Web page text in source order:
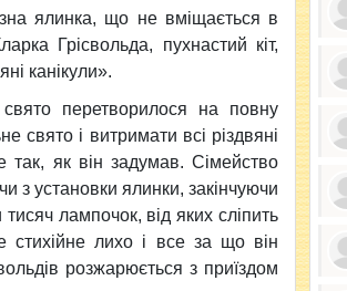
ялинка, що не вміщається в
Грісвольда, пухнастий кіт,
канікули».
перетворилося на повну
свято і витримати всі різдвяні
так, як він задумав. Сімейство
з установки ялинки, закінчуючи
лампочок, від яких сліпить
стихійне лихо і все за що він
розжарюється з приїздом